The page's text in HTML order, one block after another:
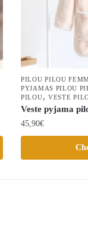
PILOU PILOU
PYJAMAS PILOU
PILOU, VESTE
Veste pyjama
45,90€
produit